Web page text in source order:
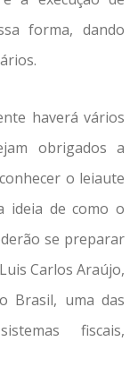
forma, dando
haverá vários
obrigados a
o leiaute
ideia de como o
se preparar
Carlos Araújo,
Brasil, uma das
fiscais,